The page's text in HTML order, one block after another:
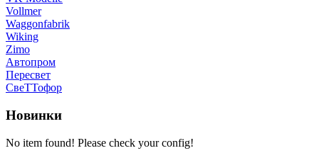
Vollmer
Waggonfabrik
Wiking
Zimo
Автопром
Пересвет
СвеТТофор
Новинки
No item found! Please check your config!